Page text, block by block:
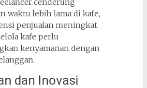
cenderung
waktu lebih lama di kafe,
penjualan meningkat.
kafe perlu
kenyamanan dengan
dan Inovasi